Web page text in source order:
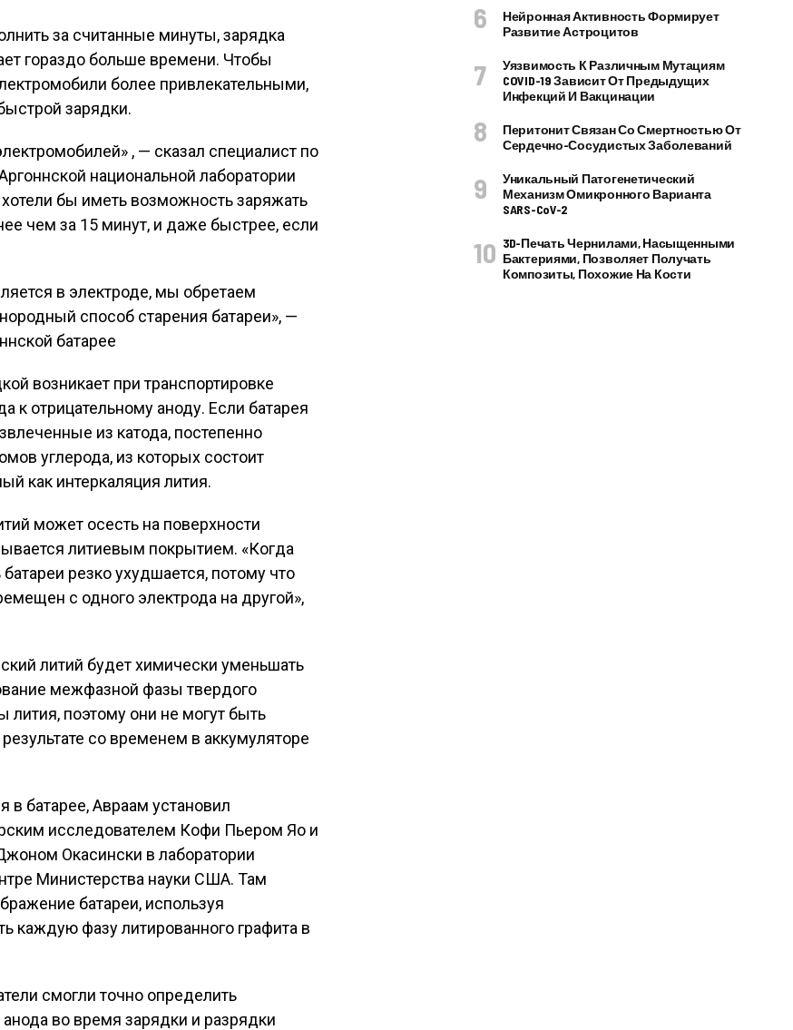
за считанные минуты, зарядка
гораздо больше времени. Чтобы
более привлекательными,
зарядки.
, — сказал специалист по
национальной лаборатории
бы иметь возможность заряжать
чем за 15 минут, и даже быстрее, если
в электроде, мы обретаем
способ старения батареи», —
батарее
возникает при транспортировке
к отрицательному аноду. Если батарея
из катода, постепенно
углерода, из которых состоит
как интеркаляция лития.
может осесть на поверхности
литиевым покрытием. «Когда
резко ухудшается, потому что
с одного электрода на другой»,
литий будет химически уменьшать
межфазной фазы твердого
лития, поэтому они не могут быть
со временем в аккумуляторе
в батарее, Авраам установил
исследователем Кофи Пьером Яо и
Окасински в лаборатории
Министерства науки США. Там
батареи, используя
каждую фазу литированного графита в
смогли точно определить
во время зарядки и разрядки
Нейронная Активность Формирует
Развитие Астроцитов
Уязвимость К Различным Мутациям
COVID-19 Зависит От Предыдущих
Инфекций И Вакцинации
Перитонит Связан Со Смертностью От
Сердечно-Сосудистых Заболеваний
Уникальный Патогенетический
Механизм Омикронного Варианта
SARS-CoV-2
3D-Печать Чернилами, Насыщенными
Бактериями, Позволяет Получать
Композиты, Похожие На Кости